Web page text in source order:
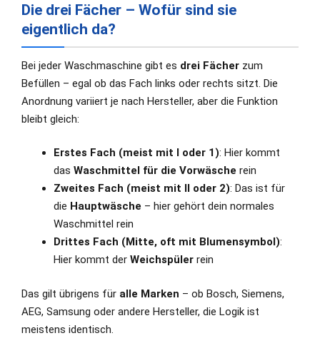
Die drei Fächer – Wofür sind sie
eigentlich da?
Bei jeder Waschmaschine gibt es drei Fächer zum
Befüllen – egal ob das Fach links oder rechts sitzt. Die
Anordnung variiert je nach Hersteller, aber die Funktion
bleibt gleich:
Erstes Fach (meist mit I oder 1): Hier kommt
das Waschmittel für die Vorwäsche rein
Zweites Fach (meist mit II oder 2): Das ist für
die Hauptwäsche – hier gehört dein normales
Waschmittel rein
Drittes Fach (Mitte, oft mit Blumensymbol):
Hier kommt der Weichspüler rein
Das gilt übrigens für alle Marken – ob Bosch, Siemens,
AEG, Samsung oder andere Hersteller, die Logik ist
meistens identisch.